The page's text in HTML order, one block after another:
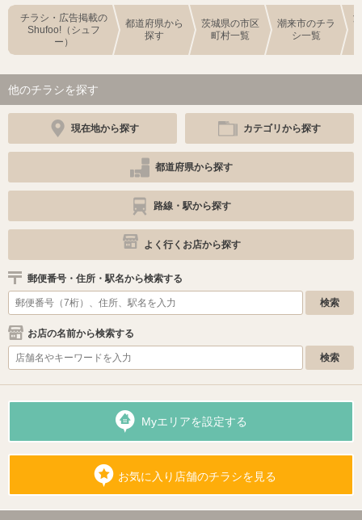
チラシ・広告掲載の
Shufoo!（シュフ
ー）
都道府県から
探す
茨城県の市区
町村一覧
潮来市のチラ
シ一覧
他のチラシを探す
現在地から探す カテゴリから探す
都道府県から探す
路線・駅から探す
よく行くお店から探す
郵便番号・住所・駅名から検索する
お店の名前から検索する
Myエリアを設定する
お気に入り店舗のチラシを見る